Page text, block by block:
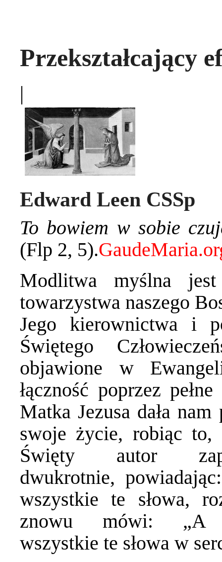
Przekształcający
|
Edward Leen CSSp
To bowiem w sobie
(Flp 2, 5).
Modlitwa myślna
towarzystwa naszego
Jego kierownictwa i
Świętego
objawione w
łączność poprzez
Matka Jezusa dała nam
swoje życie, robiąc to,
Święty autor
dwukrotnie,
wszystkie te słowa,
znowu mówi: „A
wszystkie te słowa w